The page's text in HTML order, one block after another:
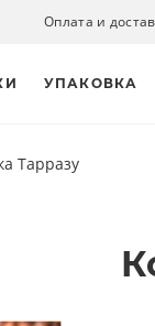
Оплата и
УПАКОВКА
Тарразу